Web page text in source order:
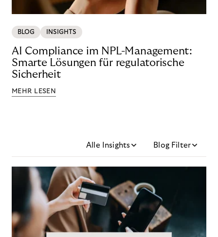
BLOG INSIGHTS
AI Compliance im NPL-Management:
Smarte Lösungen für regulatorische
Sicherheit
MEHR LESEN
Alle Insights Blog Filter